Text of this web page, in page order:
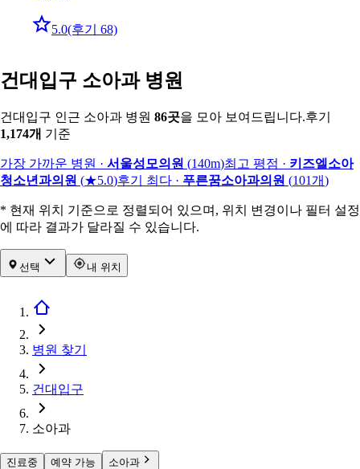
5.0(후기 68)
건대입구 소아과 병원
건대입구 인근 소아과 병원 86곳을 모아 보여드립니다.후기
1,174개 기준
가장 가까운 병원 · 서울성모의원 (140m)최고 평점 · 키즈엘소아
청소년과의원 (★5.0)후기 최다 · 푸른꿈소아과의원 (101개)
* 현재 위치 기준으로 정렬되어 있으며, 위치 변경이나 필터 설정
에 따라 결과가 달라질 수 있습니다.
선택 내 위치
병원 찾기
건대입구
소아과
진료중 예약 가능 소아과